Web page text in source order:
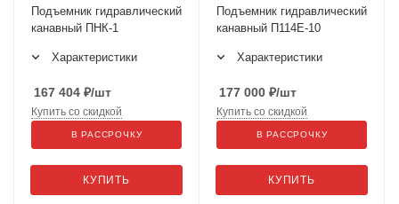
Подъемник гидравлический
канавный ПНК-1
Характеристики
167 404 ₽/шт
КУПИТЬ
Купить со скидкой
В РАССРОЧКУ
Подъемник гидравлический
канавный П114Е-10
Характеристики
177 000 ₽/шт
КУПИТЬ
Купить со скидкой
В РАССРОЧКУ